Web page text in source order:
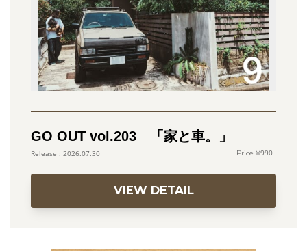
GO OUT vol.203 「家と車。」
2026.07.30 990
VIEW DETAIL